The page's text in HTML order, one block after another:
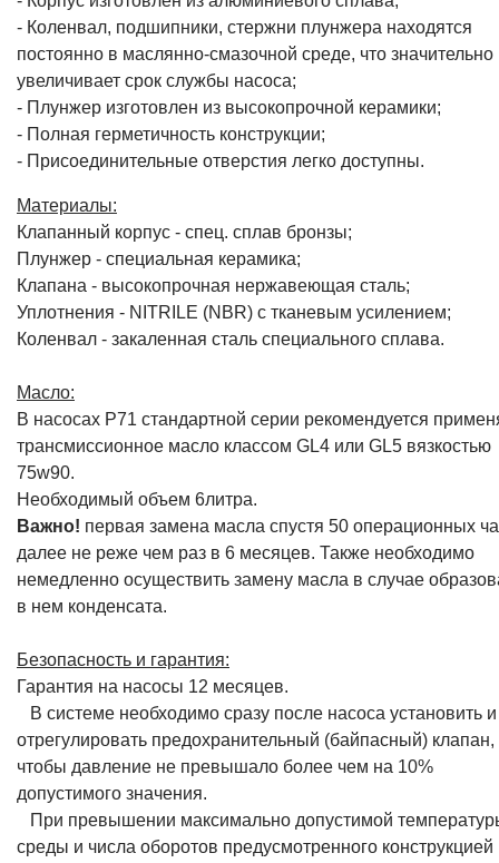
- Коленвал, подшипники, стержни плунжера находятся
постоянно в маслянно-смазочной среде, что значительно
увеличивает срок службы насоса;
- Плунжер изготовлен из высокопрочной керамики;
- Полная герметичность конструкции;
- Присоединительные отверстия легко доступны.
Материалы:
Клапанный корпус - спец. cплав бронзы;
Плунжер - специальная керамика;
Клапана - высокопрочная нержавеющая сталь;
Уплотнения - NITRILE (NBR) с тканевым усилением;
Коленвал - закаленная сталь специального сплава.
Масло:
В насосах P71 стандартной серии рекомендуется
трансмиссионное масло классом GL4 или GL5 вязкостью
75w90.
Необходимый объем 6литра.
Важно! первая замена масла спустя 50 операционных
далее не реже чем раз в 6 месяцев. Также необходимо
немедленно осуществить замену масла в случае
в нем конденсата.
Безопасность и гарантия:
Гарантия на насосы 12 месяцев.
В системе необходимо сразу после насоса установить и
отрегулировать предохранительный (байпасный) клапан,
чтобы давление не превышало более чем на 10%
допустимого значения.
При превышении максимально допустимой
среды и числа оборотов предусмотренного конструкцией